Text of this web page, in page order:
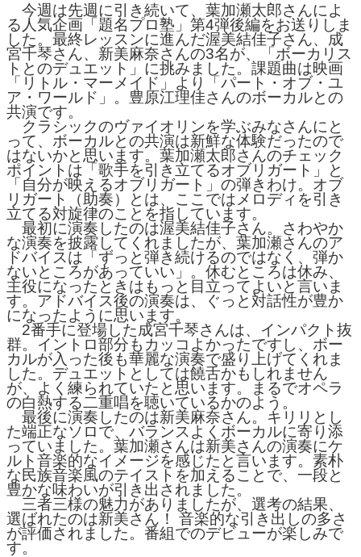
今週は先週に引き続いて、葉加瀬太郎さんによ
る人気企画「題名プロ塾」第4弾後編をお送りしま
した。最終レッスンに進んだ渥美結佳子さん、成
宮千琴さん、新美麻奈さんの3名が、「ボーカリス
トとのデュエット」に挑みました。課題曲は映画
「リトル・マーメイド」より「パート・オブ・ユ
ア・ワールド」。豊原江理佳さんのボーカルとの
共演です。
クラシックのヴァイオリンを学ぶみなさんにと
って、ボーカルとの共演は新鮮な体験だったので
はないかと思います。葉加瀬太郎さんのチェック
ポイントは「歌手を引き立てるオブリガート」と
「自分が映えるオブリガート」の弾きわけ。オブ
リガート（助奏）とは、ここではメロディを引き
立てる対旋律のことを指しています。
最初に演奏したのは渥美結佳子さん。さわやか
な演奏を披露してくれましたが、葉加瀬さんのア
ドバイスは「ずっと弾き続けるのではなく、弾か
ないところがあっていい」。休むところは休み、
主役になったときはもっと目立ってよいと言いま
す。アドバイス後の演奏は、ぐっと対話性が豊か
になったように思います。
2番手に登場した成宮千琴さんは、インパクト抜
群。イントロ部分もカッコよかったですし、ボー
カルが入った後も華麗な演奏で盛り上げてくれま
した。デュエットとしては饒舌かもしれません
が、よく練られていたと思います。まるでオペラ
の白熱する二重唱を聴いているかのよう。
最後に演奏したのは新美麻奈さん。キリリとし
た端正なソロで、バランスよくボーカルに寄り添
っていました。葉加瀬さんは新美さんの演奏にケ
ルト音楽的なイメージを感じたと言います。素朴
な民族音楽風のテイストを加えることで、一段と
豊かな味わいが引き出されました。
三者三様の魅力がありましたが、選考の結果、
選ばれたのは新美さん！ 音楽的な引き出しの多さ
が評価されました。番組でのデビューが楽しみで
す。